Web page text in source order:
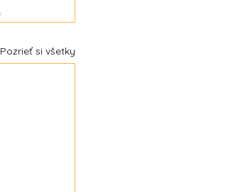
Pozrieť si všetky